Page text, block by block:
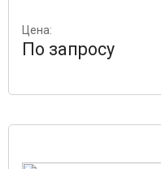
Цена:
По запросу